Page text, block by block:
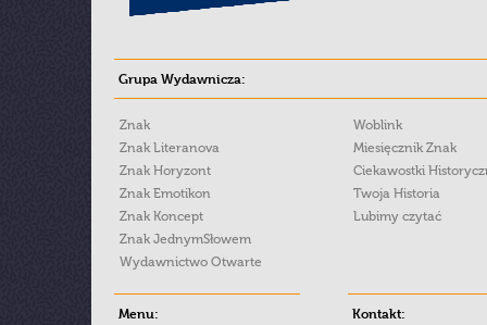
Grupa Wydawnicza:
Znak
Znak Literanova
Znak Horyzont
Znak Emotikon
Znak Koncept
Znak JednymSłowem
Wydawnictwo Otwarte
Woblink
Miesięcznik Znak
Ciekawostki
Twoja Historia
Lubimy czytać
Menu: Kontakt: